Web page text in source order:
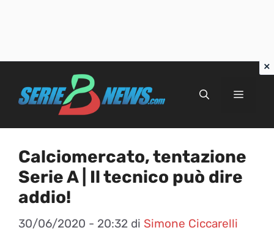
Menu
Calciomercato, tentazione
Serie A | Il tecnico può dire
addio!
30/06/2020 - 20:32 di Simone Ciccarelli